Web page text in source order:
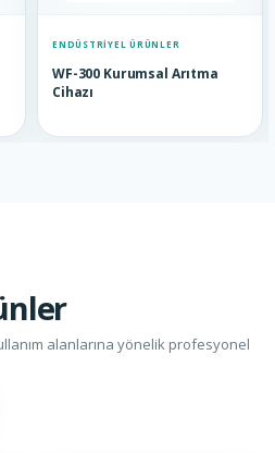
ENDÜSTRIYEL ÜRÜNLER
WF-300 Kurumsal Arıtma
Cihazı
alanlarına yönelik profesyonel